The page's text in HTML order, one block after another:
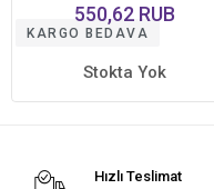
550,62 RUB
KARGO BEDAVA
Stokta Yok
Hızlı Teslimat